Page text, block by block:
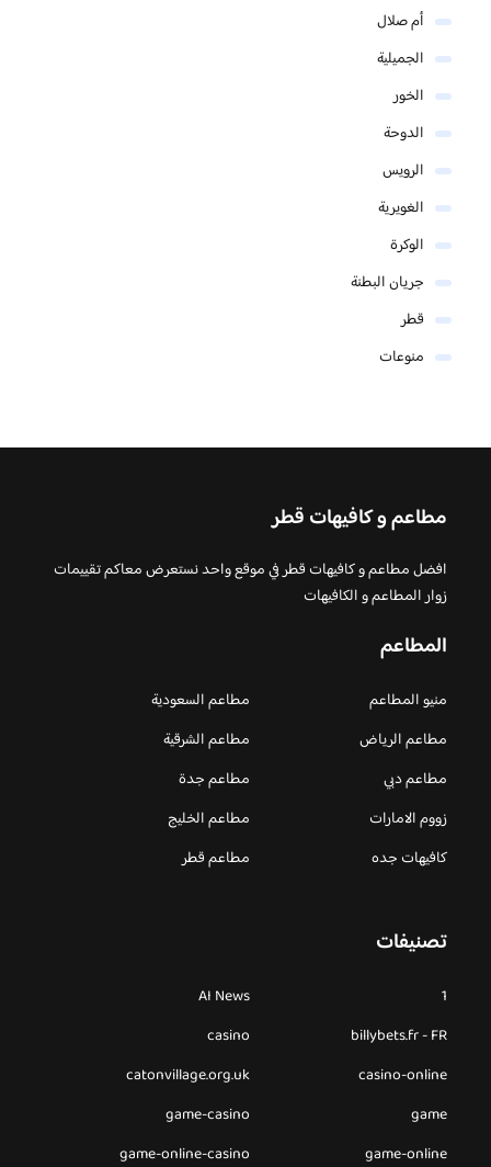
أم صلال
الجميلية
الخور
الدوحة
الرويس
الغويرية
الوكرة
جريان البطنة
قطر
منوعات
مطاعم و كافيهات قطر
افضل مطاعم و كافيهات قطر في موقع واحد نستعرض معاكم تقييمات
زوار المطاعم و الكافيهات
المطاعم
منيو المطاعم
مطاعم السعودية
مطاعم الرياض
مطاعم الشرقية
مطاعم دبي
مطاعم جدة
زووم الامارات
مطاعم الخليج
كافيهات جده
مطاعم قطر
تصنيفات
1
AI News
billybets.fr - FR
casino
casino-online
catonvillage.org.uk
game
game-casino
game-online
game-online-casino